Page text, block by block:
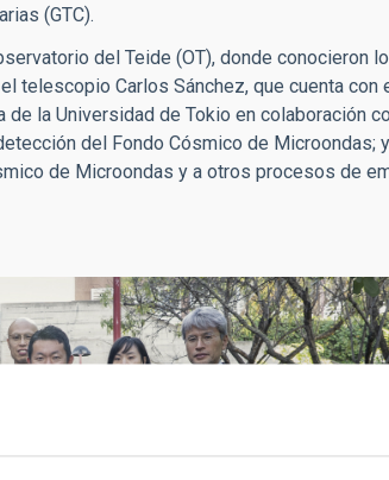
(GTC).
del Teide (OT), donde conocieron
telescopio Carlos Sánchez, que cuenta con
la Universidad de Tokio en colaboración
del Fondo Cósmico de Microondas;
de Microondas y a otros procesos de